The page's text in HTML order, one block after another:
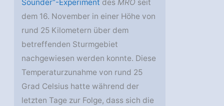
Sounder“-Experiment desMRO seit
dem 16. November in einer Höhe von
rund 25 Kilometern über dem
betreffenden Sturmgebiet
nachgewiesen werden konnte. Diese
Temperaturzunahme von rund 25
Grad Celsius hatte während der
letzten Tage zur Folge, dass sich die